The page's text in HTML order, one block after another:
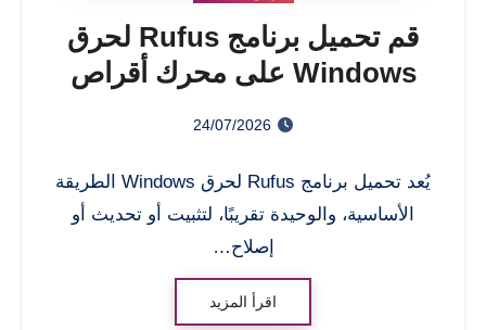
قم تحميل برنامج Rufus لحرق
Windows على محرك أقراص
24/07/2026
يُعد تحميل برنامج Rufus لحرق Windows الطريقة
الأساسية، والوحيدة تقريبًا، لتثبيت أو تحديث أو
إصلاح…
اقرأ المزيد